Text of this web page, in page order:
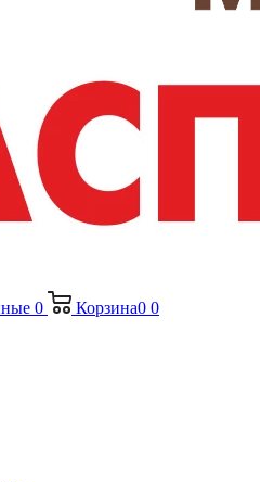
0 Корзина0 0